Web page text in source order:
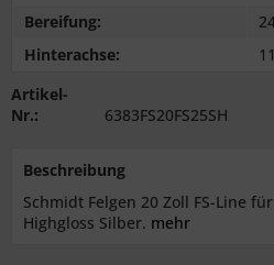
Bereifung:
Hinterachse:
Artikel-
Nr.:
6383FS20FS25SH
Beschreibung
Schmidt Felgen 20 Zoll FS-Line
Highgloss Silber. mehr